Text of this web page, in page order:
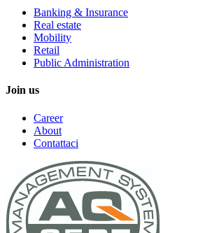
Banking & Insurance
Real estate
Mobility
Retail
Public Administration
Join us
Career
About
Contattaci